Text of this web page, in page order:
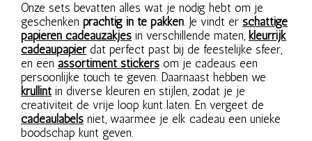
Onze sets bevatten alles wat je nodig hebt om je
geschenken prachtig in te pakken. Je vindt er schattige
papieren cadeauzakjes in verschillende maten, kleurrijk
cadeaupapierdat perfect past bij de feestelijke sfeer,
en een assortiment stickers om je cadeaus een
persoonlijke touch te geven. Daarnaast hebben we
krullint in diverse kleuren en stijlen, zodat je je
creativiteit de vrije loop kunt laten. En vergeet de
cadeaulabels niet, waarmee je elk cadeau een unieke
boodschap kunt geven.